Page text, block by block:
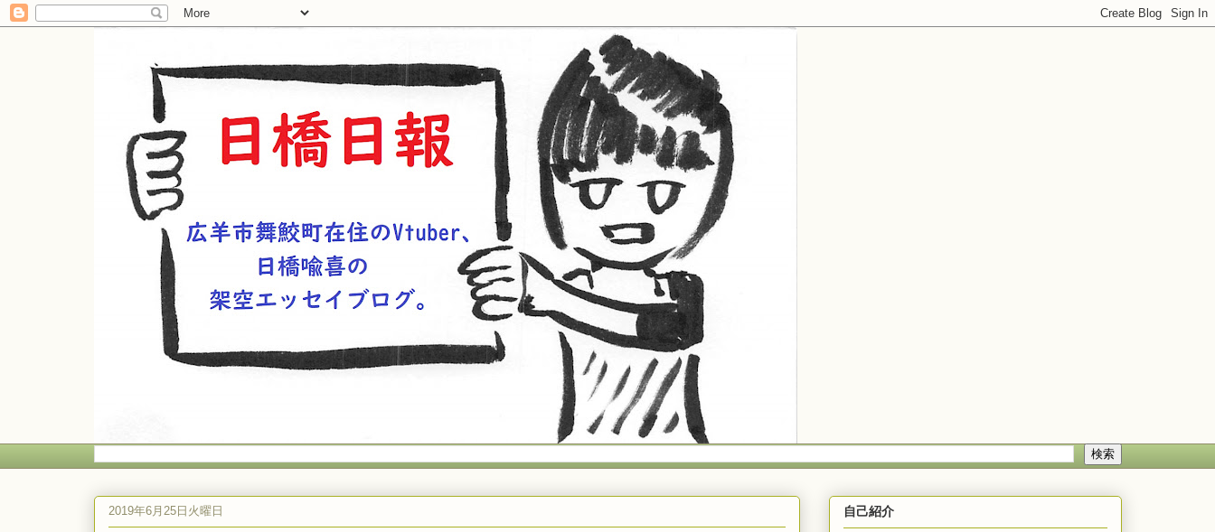
2019年6月25日火曜日 自己紹介